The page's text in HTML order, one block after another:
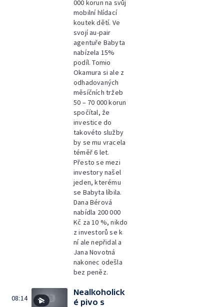
000 korun na svůj
mobilní hlídací
koutek dětí. Ve
svojí au-pair
agentuře Babyta
nabízela 15%
podíl. Tomio
Okamura si ale z
odhadovaných
měsíčních tržeb
50 – 70 000 korun
spočítal, že
investice do
takovéto služby
by se mu vracela
téměř 6 let.
Přesto se mezi
investory našel
jeden, kterému
se Babyta líbila.
Dana Bérová
nabídla 200 000
Kč za 10 %, nikdo
z investorů se k
ní ale nepřidal a
Jana Novotná
nakonec odešla
bez peněz.
08:14
Nealkoholick
é pivo s